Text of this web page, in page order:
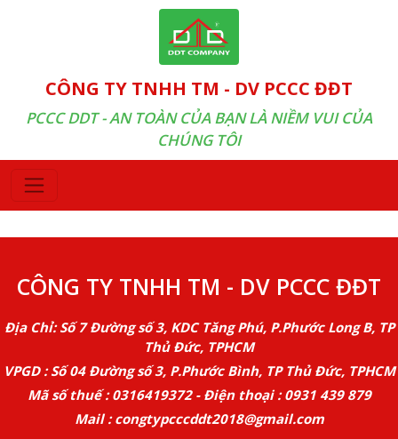
CÔNG TY TNHH TM - DV PCCC ĐĐT
PCCC DDT - AN TOÀN CỦA BẠN LÀ NIỀM VUI CỦA
CHÚNG TÔI
CÔNG TY TNHH TM - DV PCCC ĐĐT
Địa Chỉ: Số 7 Đường số 3, KDC Tăng Phú, P.Phước Long B, TP
Thủ Đức, TPHCM
VPGD : Số 04 Đường số 3, P.Phước Bình, TP Thủ Đức, TPHCM
Mã số thuế : 0316419372 - Điện thoại : 0931 439 879
Mail : congtypcccddt2018@gmail.com